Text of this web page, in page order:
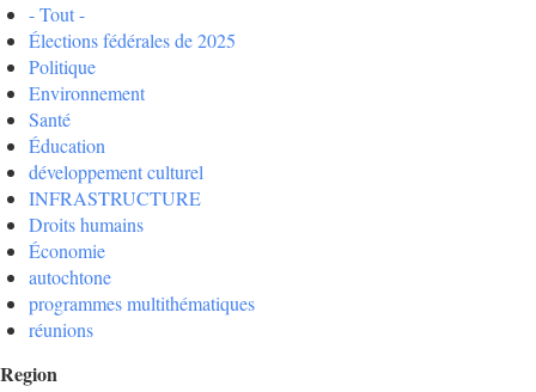
- Tout -
Élections fédérales de 2025
Politique
Environnement
Santé
Éducation
développement culturel
INFRASTRUCTURE
Droits humains
Économie
autochtone
programmes multithématiques
réunions
Region